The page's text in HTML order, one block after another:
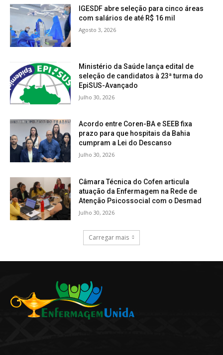
IGESDF abre seleção para cinco áreas
com salários de até R$ 16 mil
Agosto 3, 2026
Ministério da Saúde lança edital de
seleção de candidatos à 23ª turma do
EpiSUS-Avançado
Julho 30, 2026
Acordo entre Coren-BA e SEEB fixa
prazo para que hospitais da Bahia
cumpram a Lei do Descanso
Julho 30, 2026
Câmara Técnica do Cofen articula
atuação da Enfermagem na Rede de
Atenção Psicossocial com o Desmad
Julho 30, 2026
Carregar mais